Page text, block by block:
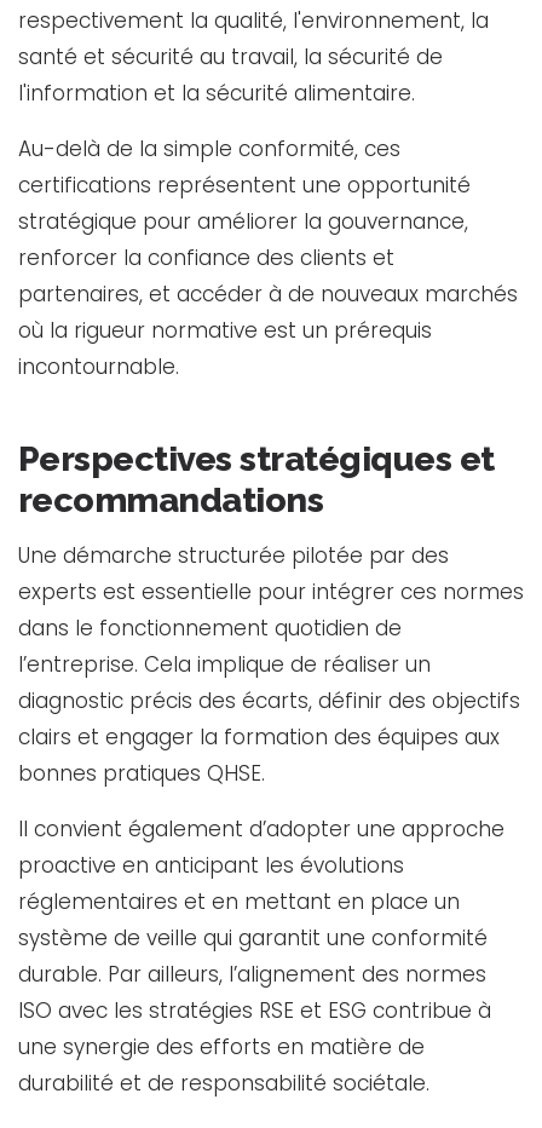
respectivement la qualité, l'environnement, la
santé et sécurité au travail, la sécurité de
l'information et la sécurité alimentaire.
Au-delà de la simple conformité, ces
certifications représentent une opportunité
stratégique pour améliorer la gouvernance,
renforcer la confiance des clients et
partenaires, et accéder à de nouveaux marchés
où la rigueur normative est un prérequis
incontournable.
Perspectives stratégiques et
recommandations
Une démarche structurée pilotée par des
experts est essentielle pour intégrer ces normes
dans le fonctionnement quotidien de
l’entreprise. Cela implique de réaliser un
diagnostic précis des écarts, définir des objectifs
clairs et engager la formation des équipes aux
bonnes pratiques QHSE.
Il convient également d’adopter une approche
proactive en anticipant les évolutions
réglementaires et en mettant en place un
système de veille qui garantit une conformité
durable. Par ailleurs, l’alignement des normes
ISO avec les stratégies RSE et ESG contribue à
une synergie des efforts en matière de
durabilité et de responsabilité sociétale.